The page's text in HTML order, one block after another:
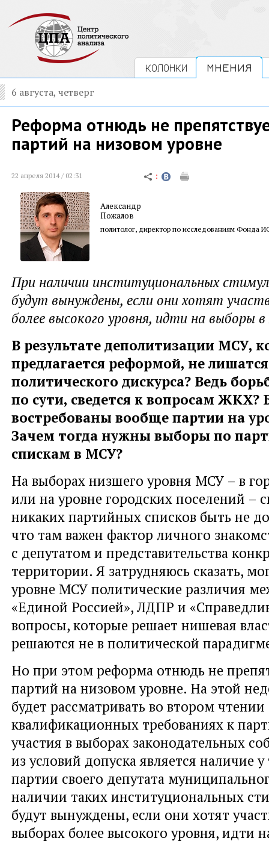
КОЛОНКИ МНЕНИЯ
6 августа, четверг
Реформа отнюдь не
партий на низовом уровне
22 апреля 2014 / 02:31
Александр
Пожалов
политолог, директор по исследованиям Фонда
При наличии институциональных
будут вынуждены, если они хотят
более высокого уровня, идти на выборы
В результате деполитизации МСУ,
предлагается реформой, не
политического дискурса? Ведь
по сути, сведется к вопросам ЖКХ?
востребованы вообще партии на
Зачем тогда нужны выборы по
спискам в МСУ?
На выборах низшего уровня МСУ – в
или на уровне городских поселений –
никаких партийных списков быть не
что там важен фактор личного
с депутатом и представительства
территории. Я затрудняюсь сказать,
уровне МСУ политические различия
«Единой Россией», ЛДПР и
вопросы, которые решает нишевая
решаются не в политической
Но при этом реформа отнюдь не
партий на низовом уровне. На этой
будет рассматривать во втором
квалификационных требованиях к
участия в выборах законодательных
из условий допуска является наличие
партии своего депутата
наличии таких институциональных
будут вынуждены, если они хотят
выборах более высокого уровня, идти